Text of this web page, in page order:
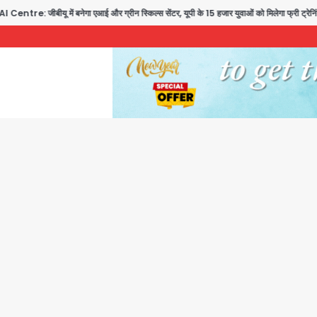
में बनेगा एआई और ग्रीन स्किल्स सेंटर, यूपी के 15 हजार युवाओं को मिलेगा फ्री ट्रेनिंग